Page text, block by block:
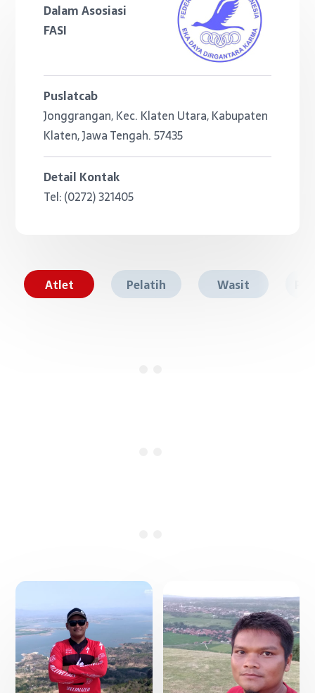
Dalam Asosiasi
FASI
Puslatcab
Jonggrangan, Kec. Klaten Utara, Kabupaten
Klaten, Jawa Tengah. 57435
Detail Kontak
Tel: (0272) 321405
Atlet Pelatih Wasit